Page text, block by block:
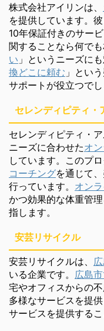
株式会社アイリンは、
を提供しています。
10年保証付きのサー
関することなら何で
い 」というニーズに
換どこに頼む 」とい
サポートが役立つでし
セレンディピティ・
セレンディピティ・
ニーズに合わせたオ
しています。このプロ
コーチングを通じて
行っています。 オン
かつ効果的な体重管
指します。
安芸リサイクル
安芸リサイクルは、
いる企業です。 広島
宅やオフィスからの
多様なサービスを提
サービスを提供するこ